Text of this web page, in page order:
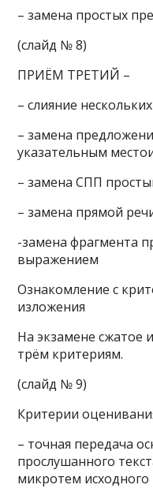
– замена простых
(слайд № 8)
ПРИЁМ ТРЕТИЙ –
– слияние
– замена
указательным
– замена СПП
– замена прямой
-замена фрагмента
выражением
Ознакомление с
изложения
На экзамене сжатое
трём критериям.
(слайд № 9)
Критерии
– точная передача
прослушанного
микротем исходного